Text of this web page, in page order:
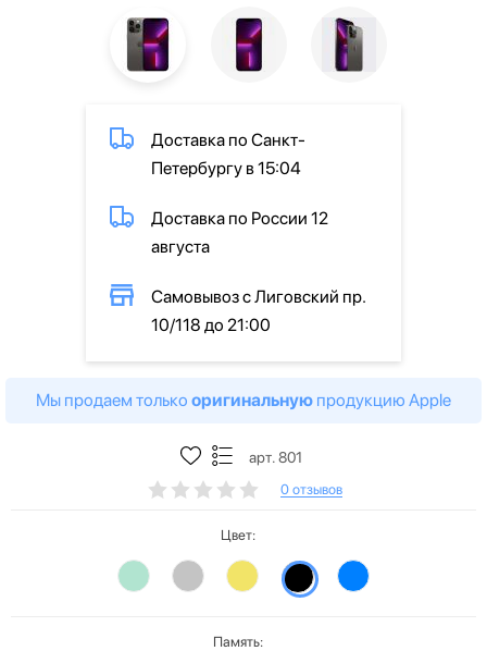
Доставка по Санкт-
Петербургу в 15:04
Доставка по России 12
августа
Самовывоз с Лиговский пр.
10/118 до 21:00
Мы продаем только оригинальную продукцию Apple
арт. 801
0 отзывов
Цвет:
Память: